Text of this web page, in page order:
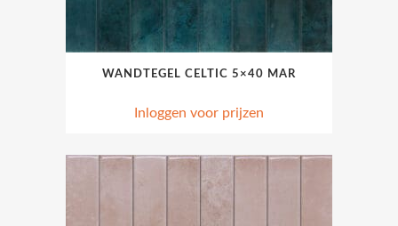
WANDTEGEL CELTIC 5×40 MAR
Inloggen voor prijzen